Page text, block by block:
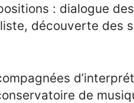
: dialogue
découverte des
de